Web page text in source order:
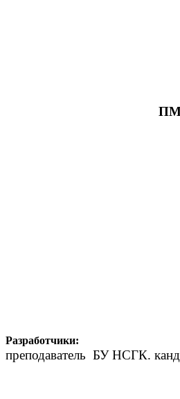
Разработчики:
преподаватель БУ НСГК.